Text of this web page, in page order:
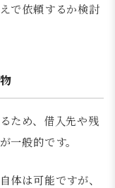
で依頼するか検討
ため、借入先や残
一般的です。
体は可能ですが、